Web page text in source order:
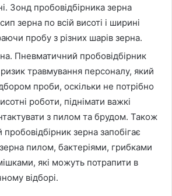
Зонд пробовідбірника зерна
зерна по всій висоті і ширині
пробу з різних шарів зерна.
Пневматичний пробовідбірник
травмування персоналу, який
проби, оскільки не потрібно
роботи, піднімати важкі
з пилом та брудом. Також
зерна запобігає
пилом, бактеріями, грибками
які можуть потрапити в
відборі.